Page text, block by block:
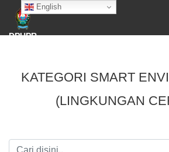
English
DPUPR
KATEGORI SMART
(LINGKUNGAN